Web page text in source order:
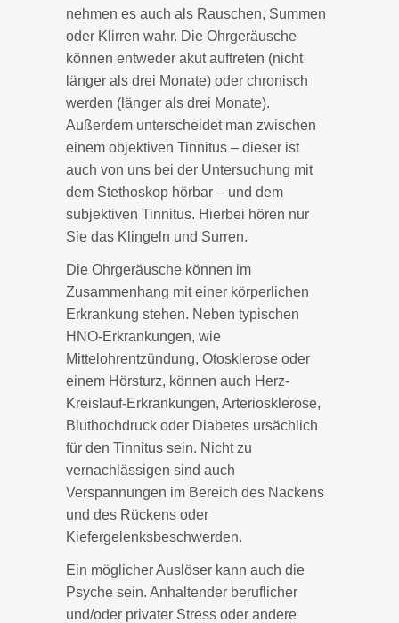
nehmen es auch als Rauschen, Summen
oder Klirren wahr. Die Ohrgeräusche
können entweder akut auftreten (nicht
länger als drei Monate) oder chronisch
werden (länger als drei Monate).
Außerdem unterscheidet man zwischen
einem objektiven Tinnitus – dieser ist
auch von uns bei der Untersuchung mit
dem Stethoskop hörbar – und dem
subjektiven Tinnitus. Hierbei hören nur
Sie das Klingeln und Surren.
Die Ohrgeräusche können im
Zusammenhang mit einer körperlichen
Erkrankung stehen. Neben typischen
HNO-Erkrankungen, wie
Mittelohrentzündung, Otosklerose oder
einem Hörsturz, können auch Herz-
Kreislauf-Erkrankungen, Arteriosklerose,
Bluthochdruck oder Diabetes ursächlich
für den Tinnitus sein. Nicht zu
vernachlässigen sind auch
Verspannungen im Bereich des Nackens
und des Rückens oder
Kiefergelenksbeschwerden.
Ein möglicher Auslöser kann auch die
Psyche sein. Anhaltender beruflicher
und/oder privater Stress oder andere